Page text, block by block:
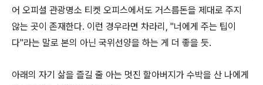
어 오피셜 관광명소 티켓 오피스에서도 거스름돈을 제대로 주지
않는 곳이 존재한다. 이런 경우라면 차라리, "너에게 주는 팁이
다"라는 말로 본의 아닌 국위선양을 하는 게 더 좋을 듯.
아래의 자기 삶을 즐길 줄 아는 멋진 할아버지가 수박을 산 나에게